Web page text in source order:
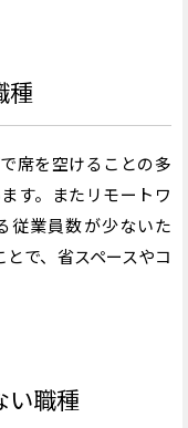
種
席を空けることの多
す。またリモートワ
従業員数が少ないた
で、省スペースやコ
い職種